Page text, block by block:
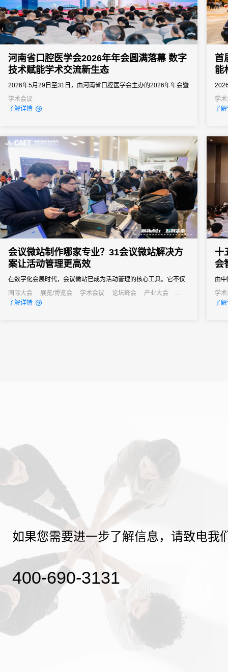
河南省口腔医学会2026年年会圆满落幕 数字
技术赋能学术交流新生态
2026年5月29日至31日，由河南省口腔医学会主办的2026年年会暨
学术研讨会在郑州圆满举行。
学术会议
了解详情
首
能
会
学
了
会议微站制作哪家专业？31会议微站解决方
案让活动管理更高效
在数字化会展时代，会议微站已成为活动管理的核心工具。它不仅
是会议信息的集中展示平台，更是连接主办方与参会者的重要桥
梁。面对市场上众多的微站制作服务，许多活动主办方都在寻找专
国际大会 展览/博览会 学术会议 论坛峰会
产业大会
行业大会
经销商大会
了解详情
十
会
由
年
+”
学
了
如果您需要进一步了解信息，请致电我
400-690-3131